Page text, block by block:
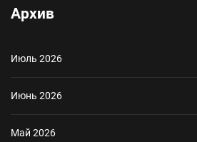
Архив
Июль 2026
Июнь 2026
Май 2026